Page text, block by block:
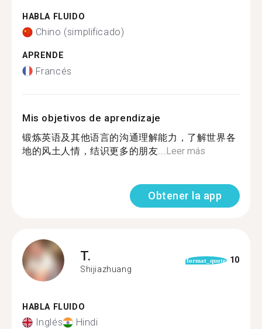
HABLA FLUIDO
Chino (simplificado)
APRENDE
Francés
Mis objetivos de aprendizaje
锻炼英语及其他语言的沟通理解能力，了解世界各
地的风土人情，结识更多的朋友... Leer más
Obtener la app
T.
Shijiazhuang
format_quote 10
HABLA FLUIDO
Inglés Hindi